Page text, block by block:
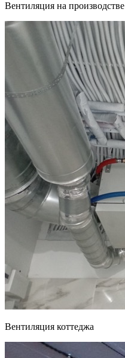
Вентиляция на производстве
Вентиляция коттеджа